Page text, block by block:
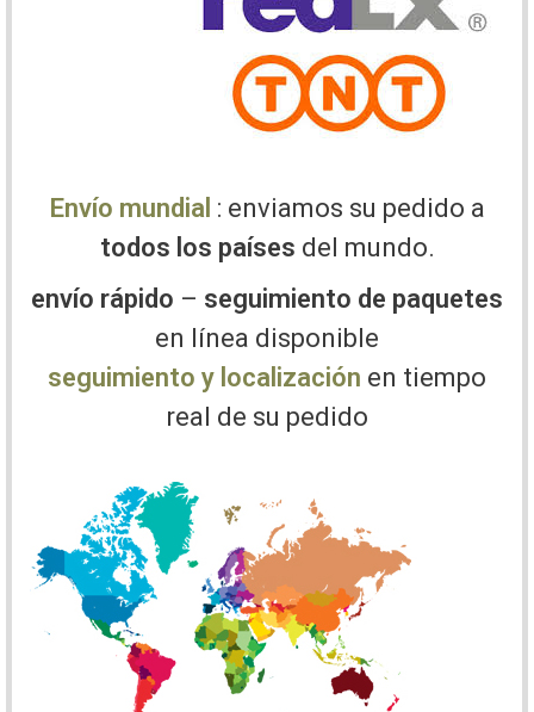
Envío mundial : enviamos su pedido a
todos los países del mundo.
envío rápido – seguimiento de paquetes
en línea disponible
seguimiento y localización en tiempo
real de su pedido